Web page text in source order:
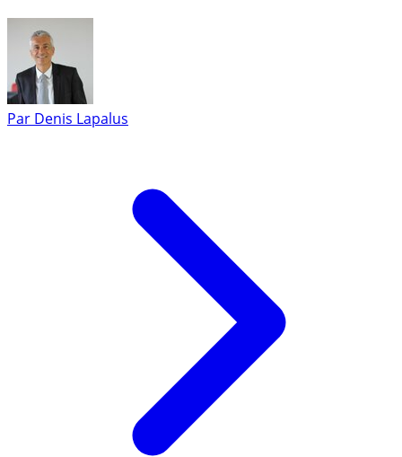
Par Denis Lapalus